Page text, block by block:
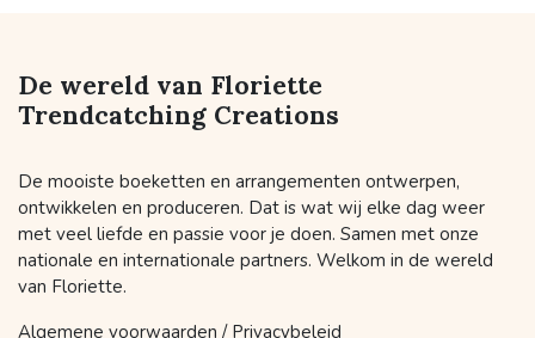
De wereld van Floriette
Trendcatching Creations
De mooiste boeketten en arrangementen ontwerpen,
ontwikkelen en produceren. Dat is wat wij elke dag weer
met veel liefde en passie voor je doen. Samen met onze
nationale en internationale partners. Welkom in de wereld
van Floriette.
Algemene voorwaarden / Privacybeleid